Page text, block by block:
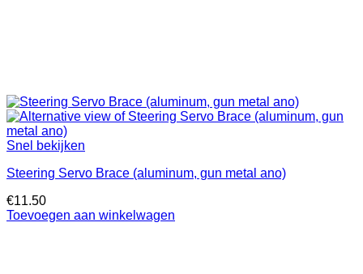
Snel bekijken
Steering Servo Brace (aluminum, gun metal ano)
€11.50
Toevoegen aan winkelwagen